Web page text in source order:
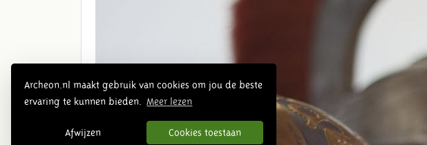
Archeon.nl maakt gebruik van cookies om jou de beste
ervaring te kunnen bieden.
Meer lezen
Afwijzen Cookies toestaan